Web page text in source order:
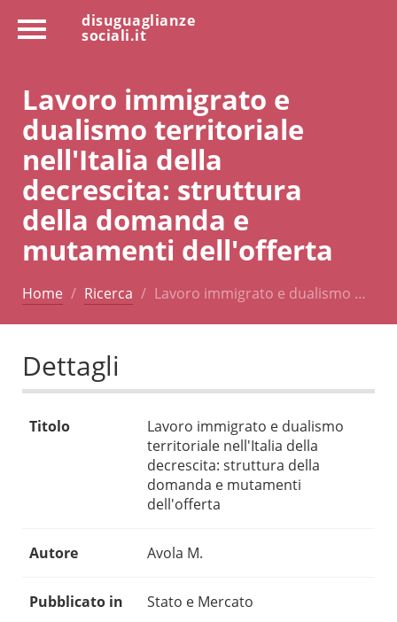
disuguaglianze
sociali.it
Lavoro immigrato e
dualismo territoriale
nell'Italia della
decrescita: struttura
della domanda e
mutamenti dell'offerta
Home Ricerca Lavoro immigrato e dualismo …
Dettagli
Titolo
Lavoro immigrato e dualismo
territoriale nell'Italia della
decrescita: struttura della
domanda e mutamenti
dell'offerta
Autore Avola M.
Pubblicato in Stato e Mercato